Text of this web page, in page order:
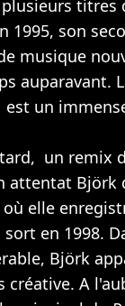
titres
1995, son
musique
auparavant.
est un
un remix
attentat Björk
où elle
sort en 1998.
Björk
A